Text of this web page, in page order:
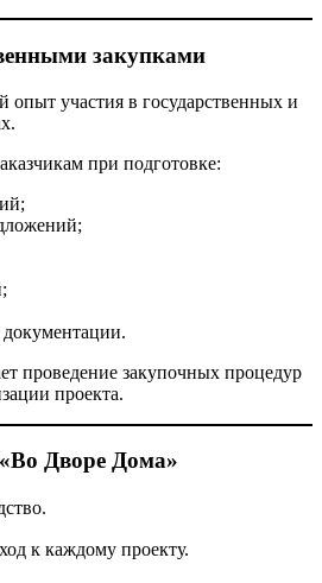
закупками
участия в государственных и
при подготовке:
проведение закупочных процедур
проекта.
Дворе Дома»
к каждому проекту.